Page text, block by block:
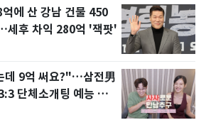
에 산 강남 건물 450
세후 차익 280억 '잭팟'
데 9억 써요?"…삼전男
단체소개팅 예능 화